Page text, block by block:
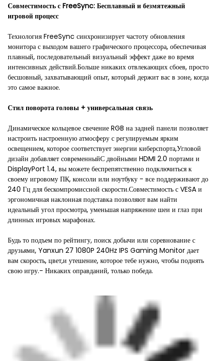
Совместимость с FreeSync: Бесплавный и безмятежный
игровой процесс
Технология FreeSync синхронизирует частоту обновления
монитора с выходом вашего графического процессора, обеспечивая
плавный, последовательный визуальный эффект даже во время
интенсивных действий.Больше никаких отвлекающих сбоев, просто
бесшовный, захватывающий опыт, который держит вас в зоне, когда
это самое важное.
Стил поворота головы + универсальная связь
Динамическое кольцевое свечение RGB на задней панели позволяет
настроить настроенную атмосферу с регулируемым ярким
освещением, которое соответствует энергии киберспорта,Угловой
дизайн добавляет современныйС двойными HDMI 2.0 портами и
DisplayPort 1.4, вы можете беспрепятственно подключиться к
своему игровому ПК, консоли или ноутбуку - все поддерживают до
240 Гц для бескомпромиссной скорости.Совместимость с VESA и
эргономичная наклонная подставка позволяют вам найти
идеальный угол просмотра, уменьшая напряжение шеи и глаз при
длинных игровых марафонах.
Будь то подъем по рейтингу, поиск добычи или соревнование с
друзьями, Yanxun 27 1080P 240Hz IPS Gaming Monitor дает
вам скорость, цвет,и утешение, которое тебе нужно, чтобы поднять
свою игру.- Никаких оправданий, только победа.